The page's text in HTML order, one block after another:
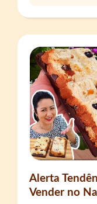
Alerta
Vender no